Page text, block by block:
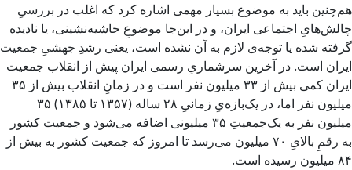
هم‌چنین باید به موضوع بسیار مهمی اشاره کرد که اغلب در بررسیِ
چالش‌هایِ اجتماعی ایران، و در این‌جا موضوعِ حاشیه‌نشینی، یا نادیده
گرفته شده یا توجه‌ی لازم به آن نشده است، یعنی رشدِ جهشیِ جمعیت
ایران است. در آخرین سرشماریِ رسمی ایران پیش از انقلاب جمعیت
ایران کمی بیش از ۳۳ میلیون نفر است و در زمانِ انقلاب بیش از ۳۵
میلیون نفر اما، در یک‌بازه‌یِ زمانیِ ۲۸ ساله (۱۳۵۷ تا ۱۳۸۵) ۳۵
میلیون نفر به یک‌جمعیتِ ۳۵ میلیونی اضافه می‌شود و جمعیت کشور
به رقمِ بالایِ ۷۰ میلیون می‌رسد تا امروز که جمعیت کشور به بیش از
۸۴ میلیون رسیده است.